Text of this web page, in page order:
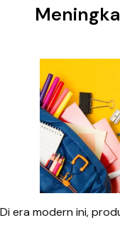
Di era modern ini,